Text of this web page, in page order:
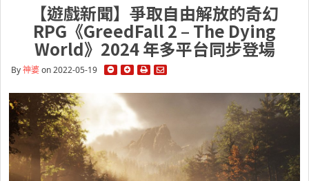
【遊戲新聞】爭取自由解放的奇幻
RPG《GreedFall 2 – The Dying
World》2024 年多平台同步登場
By神婆on 2022-05-19